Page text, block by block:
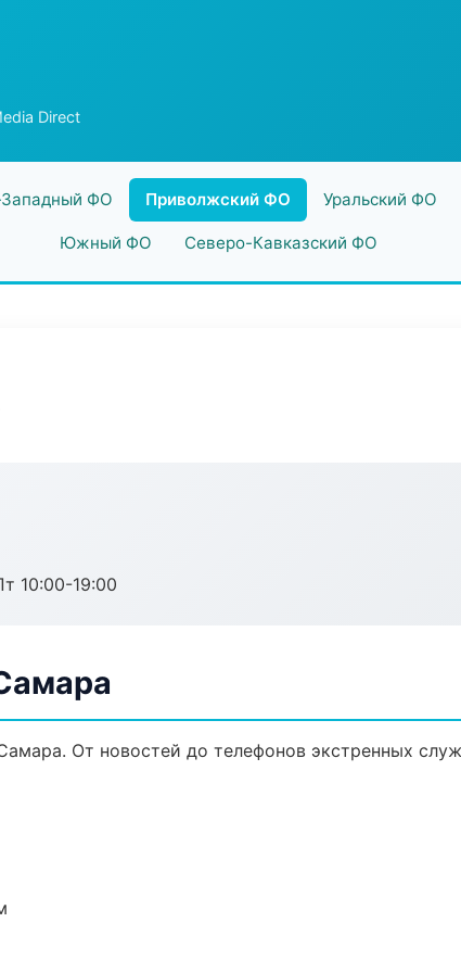
Direct
ФО Приволжский ФО Уральский ФО
Южный ФО Северо-Кавказский ФО
10:00-19:00
От новостей до телефонов экстренных